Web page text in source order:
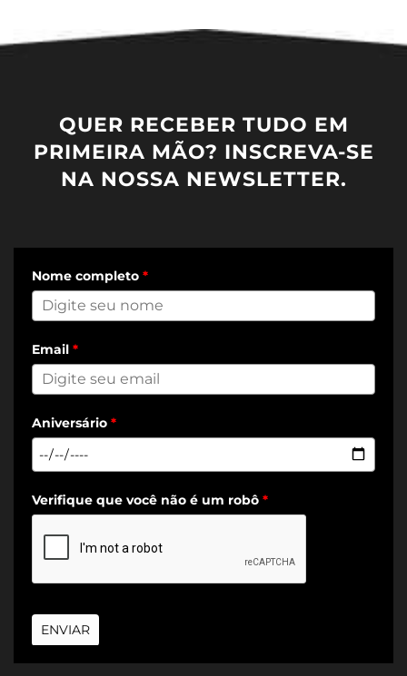
QUER RECEBER TUDO EM
PRIMEIRA MÃO? INSCREVA-SE
NA NOSSA NEWSLETTER.
Nome completo *
Email *
Aniversário *
Verifique que você não é um robô *
ENVIAR